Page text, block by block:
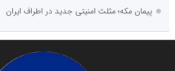
پیمان مکه؛ مثلث امنیتی جدید در اطراف ایران